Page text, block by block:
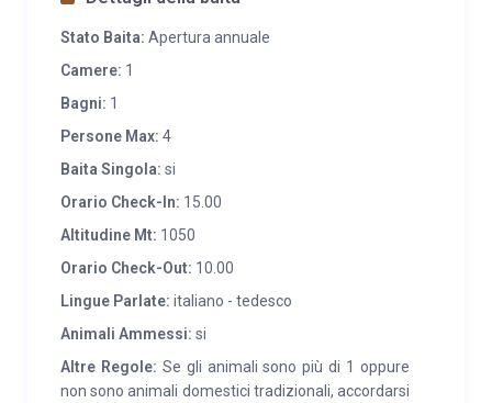
Valsugana) si trova centro commerciale, ufficio
vari ristoranti e pizzerie. A qualche chilometro si trova
l’Oasi Valtrigona del WWF, arte Sella e svariate Malghe
(Valsolero, Valtrighetta, Casabolenga, Cagnon) con
vendita di ottimi formaggi e ricotte. Nelle immediate
vicinanze si possono trovare vari ristoranti tipici come
Hotel Aurai, il rifugio Cruccolo, Malga Cere, Malga
AMMESSO MASSIMO 1 CANE – NO GATTI.
Stato Baita: Apertura annuale
Camere: 1
Bagni: 1
Persone Max: 4
Baita Singola: si
Orario Check-In: 15.00
Altitudine Mt: 1050
Orario Check-Out: 10.00
Lingue Parlate: italiano - tedesco
Animali Ammessi: si
Altre Regole: Se gli animali sono più di 1 oppure
non sono animali domestici tradizionali, accordarsi